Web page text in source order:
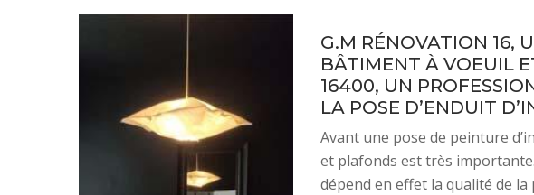
G.M RÉNOVATION 16,
BÂTIMENT À VOEUIL
16400, UN
LA POSE D’ENDUIT
Avant une pose de peinture
et plafonds est très
dépend en effet la qualité de